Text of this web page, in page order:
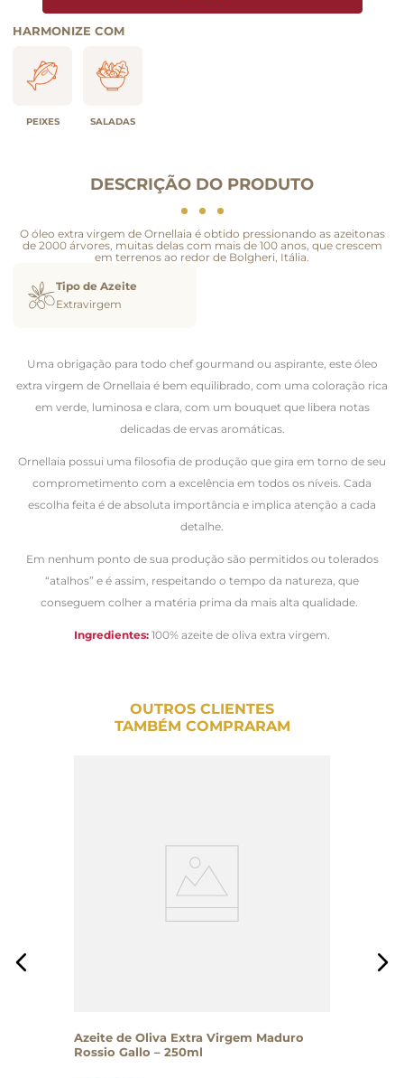
HARMONIZE COM
PEIXES SALADAS
DESCRIÇÃO DO PRODUTO
O óleo extra virgem de Ornellaia é obtido pressionando as azeitonas
de 2000 árvores, muitas delas com mais de 100 anos, que crescem
em terrenos ao redor de Bolgheri, Itália.
Tipo de Azeite
Extravirgem
Uma obrigação para todo chef gourmand ou aspirante, este óleo
extra virgem de Ornellaia é bem equilibrado, com uma coloração rica
em verde, luminosa e clara, com um bouquet que libera notas
delicadas de ervas aromáticas.
Ornellaia possui uma filosofia de produção que gira em torno de seu
comprometimento com a excelência em todos os níveis. Cada
escolha feita é de absoluta importância e implica atenção a cada
detalhe.
Em nenhum ponto de sua produção são permitidos ou tolerados
“atalhos” e é assim, respeitando o tempo da natureza, que
conseguem colher a matéria prima da mais alta qualidade.
Ingredientes: 100% azeite de oliva extra virgem.
OUTROS CLIENTES
TAMBÉM COMPRARAM
Azeite de Oliva Extra Virgem Maduro
Rossio Gallo – 250ml